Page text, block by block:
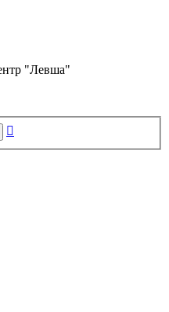
"Левша"